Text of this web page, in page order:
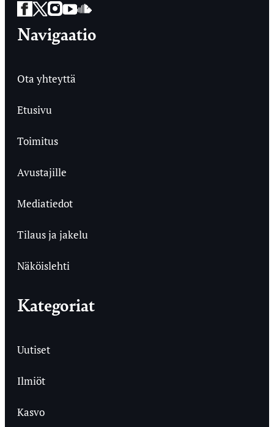
Facebook
Twitter
Instagram
YouTube
SoundCloud
Navigaatio
Ota yhteyttä
Etusivu
Toimitus
Avustajille
Mediatiedot
Tilaus ja jakelu
Näköislehti
Kategoriat
Uutiset
Ilmiöt
Kasvo